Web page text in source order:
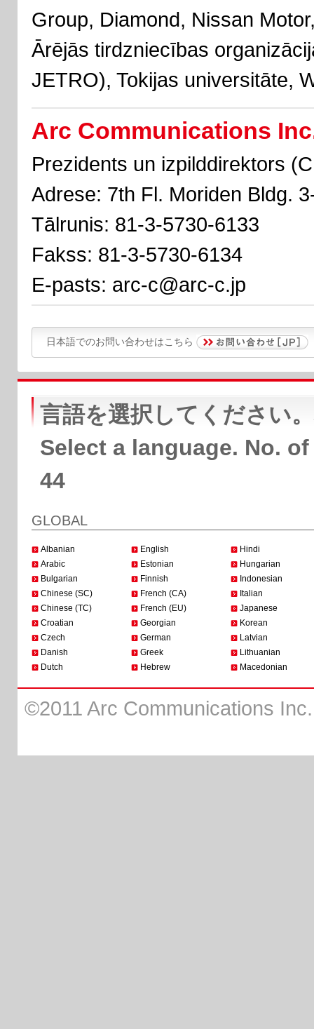
Group, Diamond, Nissan
Ārējās tirdzniecības
JETRO), Tokijas universitāte,
Arc Communications
Prezidents un izpilddirektors
Adrese: 7th Fl. Moriden Bldg.
Tālrunis: 81-3-5730-6133
Fakss: 81-3-5730-6134
E-pasts: arc-c@arc-c.jp
日本語でのお問い合わせはこちら
言語を選択してください
Select a language. No.
44
GLOBAL
Albanian
Arabic
Bulgarian
Chinese (SC)
Chinese (TC)
Croatian
Czech
Danish
Dutch
English
Estonian
Finnish
French (CA)
French (EU)
Georgian
German
Greek
Hebrew
Hindi
Hungarian
Indonesian
Italian
Japanese
Korean
Latvian
Lithuanian
Macedonian
©2011 Arc Communications